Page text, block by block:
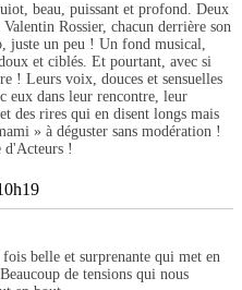
beau, puissant et profond. Deux
Rossier, chacun derrière son
juste un peu ! Un fond musical,
et ciblés. Et pourtant, avec si
! Leurs voix, douces et sensuelles
eux dans leur rencontre, leur
des rires qui en disent longs mais
» à déguster sans modération !
d'Acteurs !
belle et surprenante qui met en
de tensions qui nous